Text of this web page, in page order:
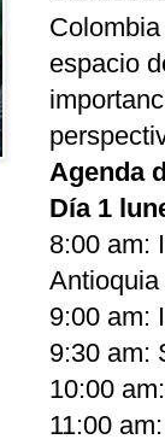
espacio
Agenda
Día 1
8:00 am:
Antioquia
9:00 am:
9:30 am:
10:00
11:00